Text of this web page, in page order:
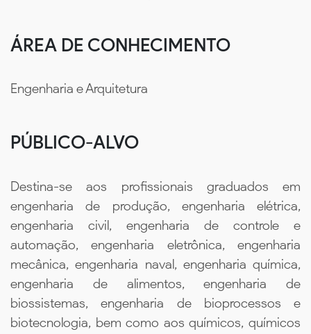
ÁREA DE CONHECIMENTO
Engenharia e Arquitetura
PÚBLICO-ALVO
Destina-se aos profissionais graduados em
engenharia de produção, engenharia elétrica,
engenharia civil, engenharia de controle e
automação, engenharia eletrônica, engenharia
mecânica, engenharia naval, engenharia química,
engenharia de alimentos, engenharia de
biossistemas, engenharia de bioprocessos e
biotecnologia, bem como aos químicos, químicos